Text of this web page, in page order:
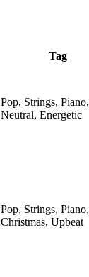
Tag
Pop, Strings, Piano,
Neutral, Energetic
Pop, Strings, Piano,
Christmas, Upbeat